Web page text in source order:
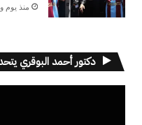
منذ يوم
دكتور أحمد البوقري